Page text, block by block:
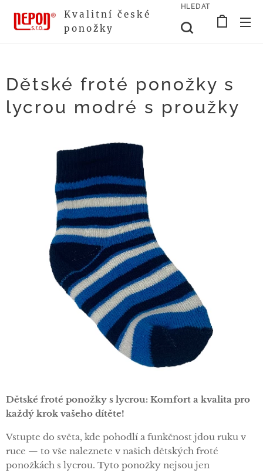
Kvalitní české
ponožky
HLEDAT
Dětské froté ponožky s
lycrou modré s proužky
Dětské froté ponožky s lycrou: Komfort a kvalita pro
každý krok vašeho dítěte!
Vstupte do světa, kde pohodlí a funkčnost jdou ruku v
ruce — to vše naleznete v našich dětských froté
ponožkách s lycrou. Tyto ponožky nejsou jen